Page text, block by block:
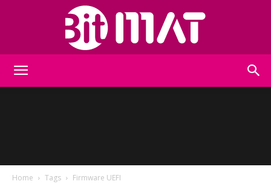
Home Tags Firmware UEFI